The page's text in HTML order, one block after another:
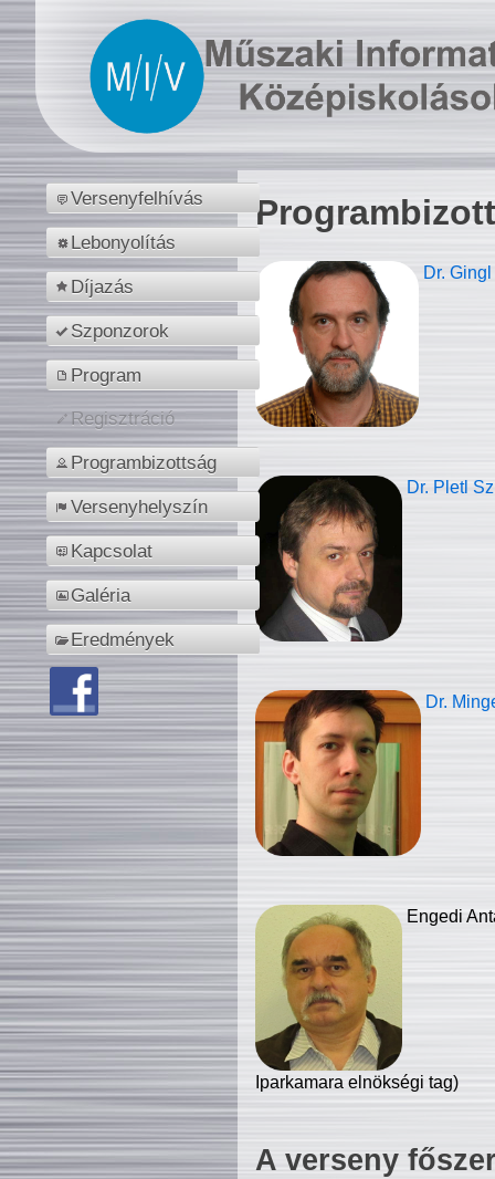
Versenyfelhívás
Lebonyolítás
Díjazás
Szponzorok
Program
Regisztráció
Programbizottság
Versenyhelyszín
Kapcsolat
Galéria
Eredmények
Dr.
Dr. Pletl
Dr.
Engedi
Iparkamara elnökségi tag)
A verseny